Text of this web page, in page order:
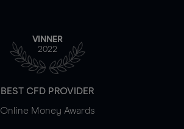
VINNER
2022
BEST CFD PROVIDER
Online Money Awards